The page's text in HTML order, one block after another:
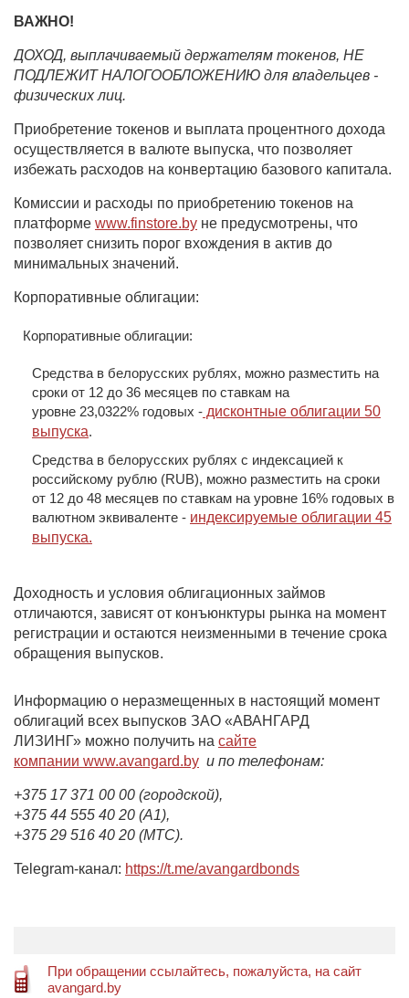
ВАЖНО!
ДОХОД, выплачиваемый держателям токенов, НЕ
ПОДЛЕЖИТ НАЛОГООБЛОЖЕНИЮ для владельцев -
физических лиц.
Приобретение токенов и выплата процентного дохода
осуществляется в валюте выпуска, что позволяет
избежать расходов на конвертацию базового капитала.
Комиссии и расходы по приобретению токенов на
платформе www.finstore.by не предусмотрены, что
позволяет снизить порог вхождения в актив до
минимальных значений.
Корпоративные облигации:
Корпоративные облигации:
Средства в белорусских рублях, можно разместить на
сроки от 12 до 36 месяцев по ставкам на
уровне 23,0322% годовых - дисконтные облигации 50
выпуска.
Средства в белорусских рублях с индексацией к
российскому рублю (RUB), можно разместить на сроки
от 12 до 48 месяцев по ставкам на уровне 16% годовых в
валютном эквиваленте - индексируемые облигации 45
выпуска.
Доходность и условия облигационных займов
отличаются, зависят от конъюнктуры рынка на момент
регистрации и остаются неизменными в течение срока
обращения выпусков.
Информацию о неразмещенных в настоящий момент
облигаций всех выпусков ЗАО «АВАНГАРД
ЛИЗИНГ» можно получить на сайте
компании www.avangard.by и по телефонам:
+375 17 371 00 00 (городской),
+375 44 555 40 20 (А1),
+375 29 516 40 20 (МТС).
Telegram-канал: https://t.me/avangardbonds
При обращении ссылайтесь, пожалуйста, на сайт
avangard.by